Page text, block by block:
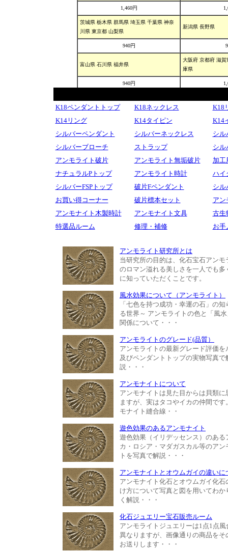
K18ペンダントトップ K18ネックレス
K18
K14リング
K14タイピン
K14
シルバーペンダント
シルバーネックレス
シル
シルバーブローチ
ストラップ
シル
アンモライト破片
アンモライト無垢破片
加工
ナチュラルPトップ
アンモライト時計
ハイ
シルバーFSPトップ
破片Fペンダント
シル
お買い得コーナー
破片標本セット
アン
アンモナイト木製時計
アンモナイト文具
古生
特選品ルーム
修理・補修 お手
アンモライト研究所とは
当研究所の目的は、化石宝石アンモ
のロマン溢れる美しさを一人でも多
に知っていただくことです。
風水効果について（アンモライト）
「七色を持つ成功・幸運の石」の知
る世界～ アンモライトの色と「風
関係について・・・
アンモライトのグレード(品質）
アンモライトの最新グレード評価を
及びペンダントトップの実物写真で
説・・・
アンモナイトについて
アンモナイトは見た目からは貝類に
ますが、実はタコやイカの仲間です
モナイト縫合線・・
遊色効果のあるアンモナイト
遊色効果（イリデッセンス）のある
カ・ロシア・マダガスカル等のアン
トを写真で解説・・・
アンモナイトとオウムガイの違いに
アンモナイト化石とオウムガイ化石
け方について写真と図を用いてわか
く解説・・・
化石ジュエリー宝石販売ルーム
アンモライトジュエリーは1点1点風
異なりますが、画像通りの商品をそ
お送りします・・・